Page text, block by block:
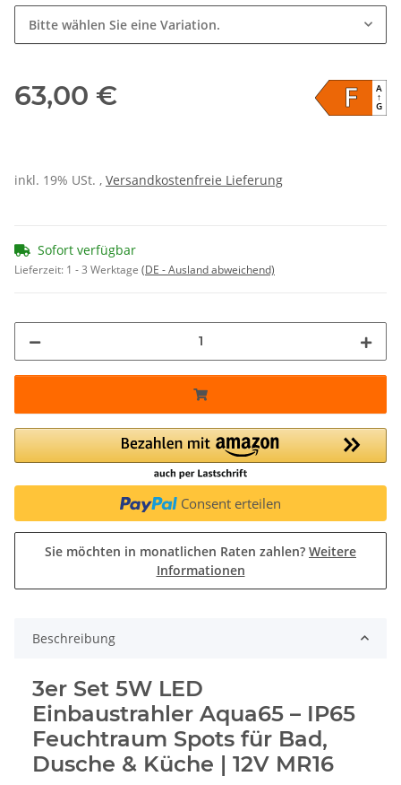
Bitte wählen Sie eine Variation.
63,00 € A
↑
G
F
inkl. 19% USt. , Versandkostenfreie Lieferung
Sofort verfügbar
Lieferzeit: 1 - 3 Werktage (DE - Ausland abweichend)
Consent erteilen
Sie möchten in monatlichen Raten zahlen? Weitere
Informationen
Beschreibung
3er Set 5W LED
Einbaustrahler Aqua65 – IP65
Feuchtraum Spots für Bad,
Dusche & Küche | 12V MR16